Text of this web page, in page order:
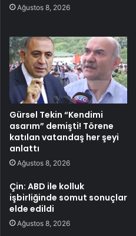
Ağustos 8, 2026
Gürsel Tekin “Kendimi
asarım” demişti! Törene
katılan vatandaş her şeyi
anlattı
Ağustos 8, 2026
Çin: ABD ile kolluk
işbirliğinde somut sonuçlar
elde edildi
Ağustos 8, 2026